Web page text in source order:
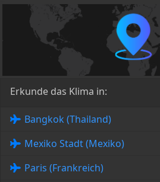
Erkunde das Klima in:
Bangkok (Thailand)
Mexiko Stadt (Mexiko)
Paris (Frankreich)